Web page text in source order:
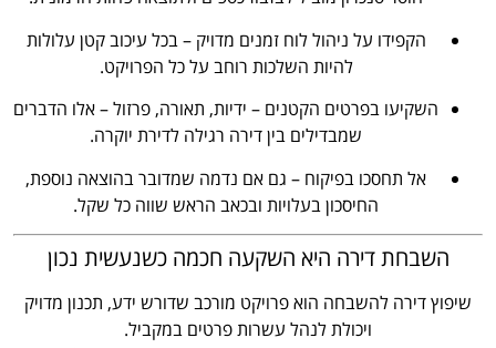
הקפידו על ניהול לוח זמנים מדויק – בכל עיכוב קטן עלולות
להיות השלכות רוחב על כל הפרויקט.
השקיעו בפרטים הקטנים – ידיות, תאורה, פרזול – אלו הדברים
שמבדילים בין דירה רגילה לדירת יוקרה.
אל תחסכו בפיקוח – גם אם נדמה שמדובר בהוצאה נוספת,
החיסכון בעלויות ובכאב הראש שווה כל שקל.
השבחת דירה היא השקעה חכמה כשנעשית נכון
שיפוץ דירה להשבחה הוא פרויקט מורכב שדורש ידע, תכנון מדויק
ויכולת לנהל עשרות פרטים במקביל.